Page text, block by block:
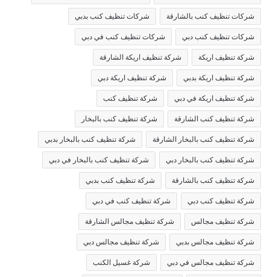
شركات تنظيف كنب بالشارقة شركات تنظيف كنب بدبي
شركات تنظيف كنب دبي شركات تنظيف كنب في دبي
شركة تنظيف اريكة شركة تنظيف اريكة الشارقة
شركة تنظيف اريكة بدبي شركة تنظيف اريكة دبي
شركة تنظيف اريكة في دبي شركة تنظيف كنب
شركة تنظيف كنب الشارقة شركة تنظيف كنب بالبخار
شركة تنظيف كنب بالبخار الشارقة شركة تنظيف كنب بالبخار بدبي
شركة تنظيف كنب بالبخار دبي شركة تنظيف كنب بالبخار في دبي
شركة تنظيف كنب بالشارقة شركة تنظيف كنب بدبي
شركة تنظيف كنب دبي شركة تنظيف كنب في دبي
شركة تنظيف مجالس شركة تنظيف مجالس الشارقة
شركة تنظيف مجالس بدبي شركة تنظيف مجالس دبي
شركة تنظيف مجالس في دبي شركة غسيل الكنب